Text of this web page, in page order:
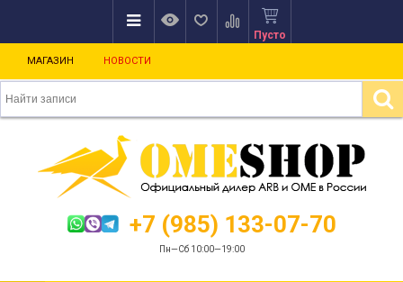
Пусто
МАГАЗИН НОВОСТИ
+7 (985) 133-07-70
Пн—Сб 10:00—19:00